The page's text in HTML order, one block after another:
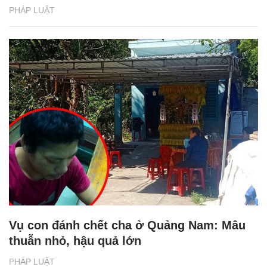
PHÁP LUẬT
PHÁP LUẬT
Vụ con đánh chết cha ở Quảng Nam: Mâu
thuẫn nhỏ, hậu quả lớn